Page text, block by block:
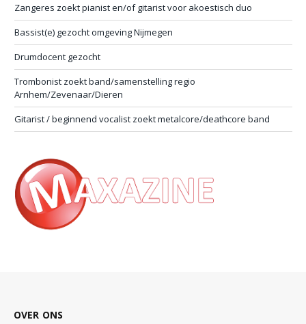
Zangeres zoekt pianist en/of gitarist voor akoestisch duo
Bassist(e) gezocht omgeving Nijmegen
Drumdocent gezocht
Trombonist zoekt band/samenstelling regio
Arnhem/Zevenaar/Dieren
Gitarist / beginnend vocalist zoekt metalcore/deathcore band
OVER ONS